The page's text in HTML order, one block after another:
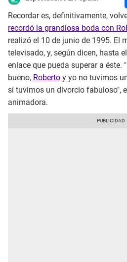
Recordar es, definitivamente,
recordó la grandiosa boda con
realizó el 10 de junio de 1995. El
televisado, y, según dicen, hasta
enlace que pueda superar a éste.
bueno, Roberto y yo no tuvimos
sí tuvimos un divorcio fabuloso",
animadora.